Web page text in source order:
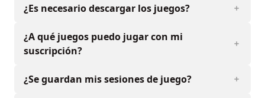
¿Es necesario descargar los juegos?
¿A qué juegos puedo jugar con mi
suscripción?
¿Se guardan mis sesiones de juego?